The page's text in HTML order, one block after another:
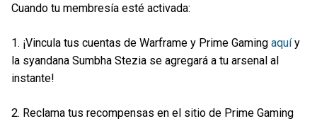
Cuando tu membresía esté activada:
1. ¡Vincula tus cuentas de Warframe y Prime Gaming aquíy
la syandana Sumbha Stezia se agregará a tu arsenal al
instante!
2. Reclama tus recompensas en el sitio de Prime Gaming